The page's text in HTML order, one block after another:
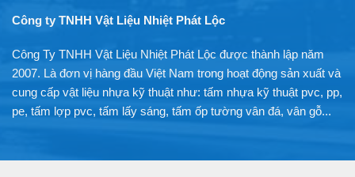
Công ty TNHH Vật Liệu Nhiệt Phát Lộc
Công Ty TNHH Vật Liệu Nhiệt Phát Lộc được thành lập năm
2007. Là đơn vị hàng đầu Việt Nam trong hoạt động sản xuất và
cung cấp vật liệu nhựa kỹ thuật như: tấm nhựa kỹ thuật pvc, pp,
pe, tấm lợp pvc, tấm lấy sáng, tấm ốp tường vân đá, vân gỗ...